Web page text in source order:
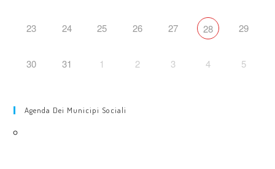
23 24 25 26 27 28 29
30 31 1 2 3 4 5
Agenda Dei Municipi Sociali